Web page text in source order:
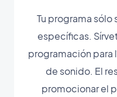
Tu programa
específicas.
programación para
de sonido. El
promocionar el